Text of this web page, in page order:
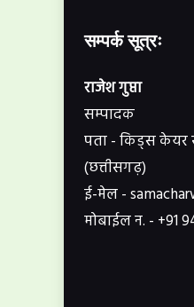
सम्पर्क सूत्रः
राजेश गुप्ता
सम्पादक
पता - किड्स केयर
(छत्तीसगढ़)
ई-मेल -
मोबाईल न. - +91